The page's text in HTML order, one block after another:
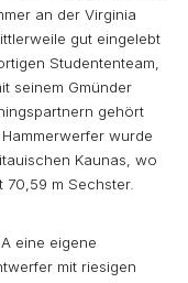
an der Virginia
gut eingelebt
Studententeam,
seinem Gmünder
gehört
wurde
Kaunas, wo
m Sechster.
eine eigene
mit riesigen